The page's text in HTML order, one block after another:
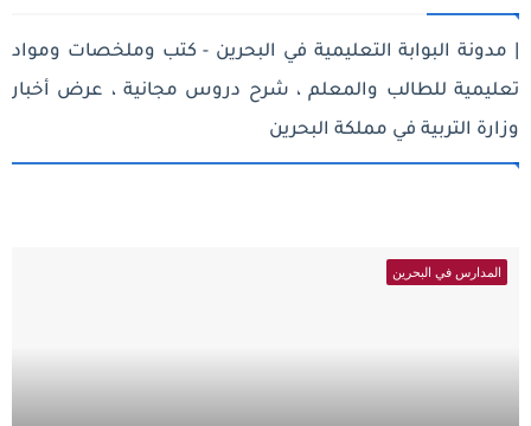
| مدونة البوابة التعليمية في البحرين - كتب وملخصات ومواد
تعليمية للطالب والمعلم ، شرح دروس مجانية ، عرض أخبار
وزارة التربية في مملكة البحرين
المدارس في البحرين